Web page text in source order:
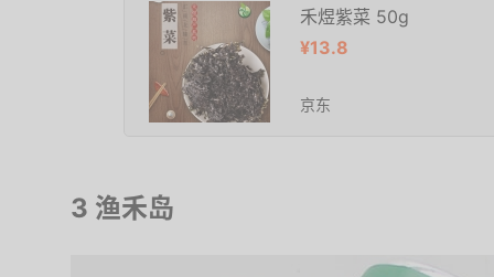
禾煜紫菜 50g
¥13.8
京东
3 渔禾岛